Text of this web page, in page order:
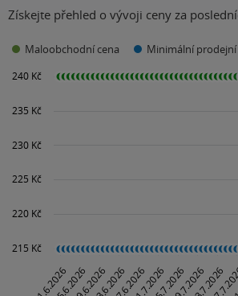
Získejte přehled o vývoji ceny za
Maloobchodní cena Minimální prodejní